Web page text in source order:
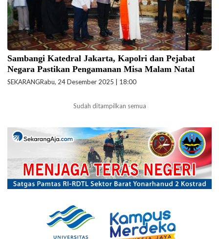
Sambangi Katedral Jakarta, Kapolri dan Pejabat
Negara Pastikan Pengamanan Misa Malam Natal
SEKARANGRabu, 24 Desember 2025 | 18:00
Sudah ditampilkan semua